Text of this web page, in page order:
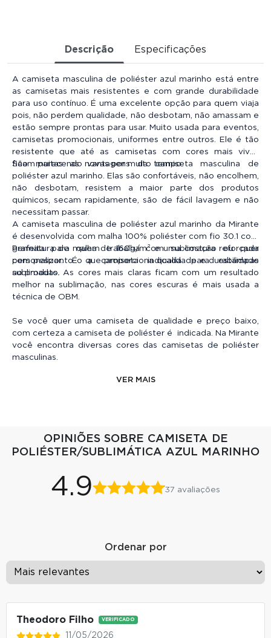
Descrição Especificações
A camiseta masculina de poliéster azul marinho está entre
as camisetas mais resistentes e com grande durabilidade
para uso contínuo. É uma excelente opção para quem viaja
pois, não perdem qualidade, não desbotam, não amassam e
estão sempre prontas para usar. Muito usada para eventos,
camisetas promocionais, uniformes entre outros. Ele é tão
resistente que até as camisetas com cores mais vivas
ficam parecendo novas por muito tempo.
São muitas as vantagens da camiseta masculina de
poliéster azul marinho. Elas são confortáveis, não encolhem,
não desbotam, resistem a maior parte dos produtos
químicos, secam rapidamente, são de fácil lavagem e não
necessitam passar.
A camiseta masculina de poliéster azul marinho da Mirante
é desenvolvida com malha 100% poliéster com fio 30.1 com
gramatura de malha de 160g/m² e uma costura reforçada
com pesponto o que proporciona qualidade e durabilidade
ao produto.
Perfeita para quem trabalha com sublimação ou quer
personalizar. É a camiseta indicada para estampas
sublimadas. As cores mais claras ficam com um resultado
melhor na sublimação, nas cores escuras é mais usada a
técnica de OBM.
Se você quer uma camiseta de qualidade e preço baixo,
com certeza a camiseta de poliéster é indicada. Na Mirante
você encontra diversas cores das camisetas de poliéster
masculinas.
VER MAIS
OPINIÕES SOBRE CAMISETA DE
POLIÉSTER/SUBLIMÁTICA AZUL MARINHO
4.9 37 avaliações
Ordenar por
Theodoro Filho VERIFICADO
11/05/2026